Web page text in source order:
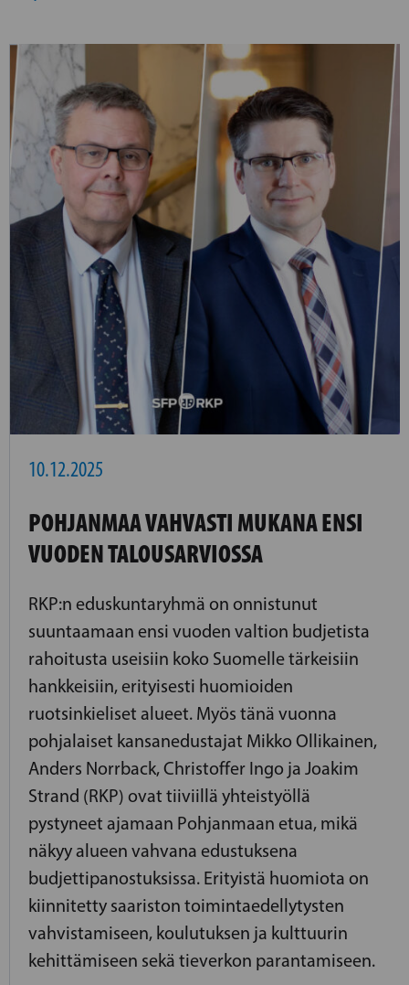
10.12.2025
POHJANMAA VAHVASTI MUKANA ENSI
VUODEN TALOUSARVIOSSA
RKP:n eduskuntaryhmä on onnistunut
suuntaamaan ensi vuoden valtion budjetista
rahoitusta useisiin koko Suomelle tärkeisiin
hankkeisiin, erityisesti huomioiden
ruotsinkieliset alueet. Myös tänä vuonna
pohjalaiset kansanedustajat Mikko Ollikainen,
Anders Norrback, Christoffer Ingo ja Joakim
Strand (RKP) ovat tiiviillä yhteistyöllä
pystyneet ajamaan Pohjanmaan etua, mikä
näkyy alueen vahvana edustuksena
budjettipanostuksissa. Erityistä huomiota on
kiinnitetty saariston toimintaedellytysten
vahvistamiseen, koulutuksen ja kulttuurin
kehittämiseen sekä tieverkon parantamiseen.